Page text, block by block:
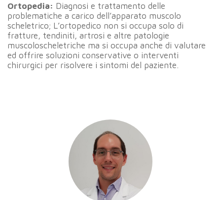
Ortopedia: Diagnosi e trattamento delle
problematiche a carico dell’apparato muscolo
scheletrico; L’ortopedico non si occupa solo di
fratture, tendiniti, artrosi e altre patologie
muscoloscheletriche ma si occupa anche di valutare
ed offrire soluzioni conservative o interventi
chirurgici per risolvere i sintomi del paziente.